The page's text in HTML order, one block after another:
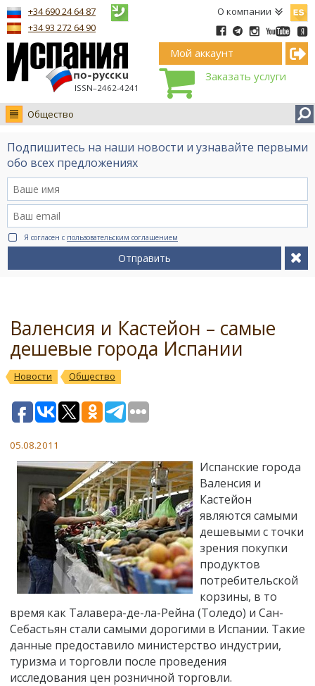
О компании
ISSN–2462-4241
+34 690 24 64 87
+34 93 272 64 90
Мой аккаунт
Заказать услуги
Общество
Новости
Интервью
Видео Ruso.TV
BCN life
Сервис на немецком
Подпишитесь на наши новости и узнавайте первыми
обо всех предложениях
Я согласен с пользовательским соглашением
Отправить
Валенсия и Кастейон – самые
дешевые города Испании
Новости Общество
05.08.2011
Испанские города
Валенсия и
Кастейон
являются самыми
дешевыми с точки
зрения покупки
продуктов
потребительской
корзины, в то
время как Талавера-де-ла-Рейна (Толедо) и Сан-
Себастьян стали самыми дорогими в Испании. Такие
данные предоставило министерство индустрии,
туризма и торговли после проведения
исследования цен розничной торговли.